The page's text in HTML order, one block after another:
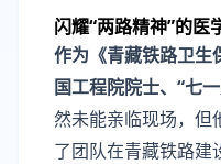
闪耀“两路精神”的医
作为《青藏铁路卫生
国工程院院士、“七
然未能亲临现场，但
了团队在青藏铁路建